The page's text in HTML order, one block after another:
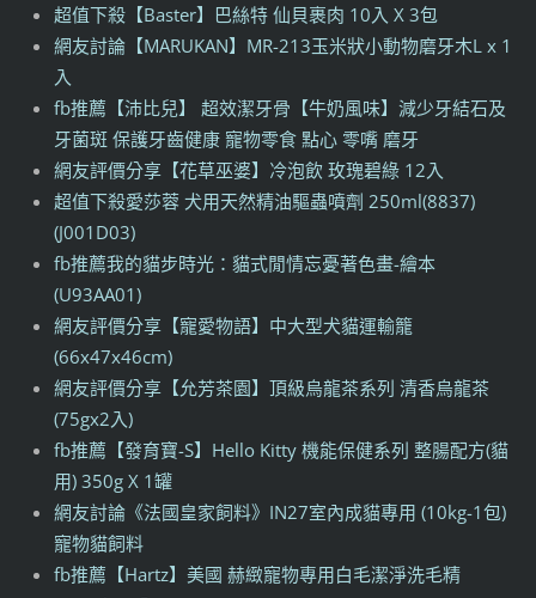
超值下殺【Baster】巴絲特 仙貝裹肉 10入 X 3包
網友討論【MARUKAN】MR-213玉米狀小動物磨牙木L x 1
入
fb推薦【沛比兒】 超效潔牙骨【牛奶風味】減少牙結石及
牙菌斑 保護牙齒健康 寵物零食 點心 零嘴 磨牙
網友評價分享【花草巫婆】冷泡飲 玫瑰碧綠 12入
超值下殺愛莎蓉 犬用天然精油驅蟲噴劑 250ml(8837)
(J001D03)
fb推薦我的貓步時光：貓式閒情忘憂著色畫-繪本
(U93AA01)
網友評價分享【寵愛物語】中大型犬貓運輸籠
(66x47x46cm)
網友評價分享【允芳茶園】頂級烏龍茶系列 清香烏龍茶
(75gx2入)
fb推薦【發育寶-S】Hello Kitty 機能保健系列 整腸配方(貓
用) 350g X 1罐
網友討論《法國皇家飼料》IN27室內成貓專用 (10kg-1包)
寵物貓飼料
fb推薦【Hartz】美國 赫緻寵物專用白毛潔淨洗毛精